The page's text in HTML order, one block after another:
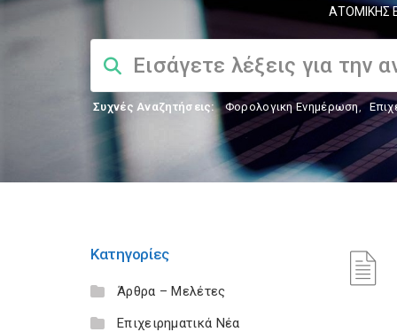
ΑΤΟΜΙΚΗΣ
Συχνές Αναζητήσεις: Φορολογικη Ενημέρωση,
Κατηγορίες
Άρθρα – Μελέτες
Επιχειρηματικά Νέα